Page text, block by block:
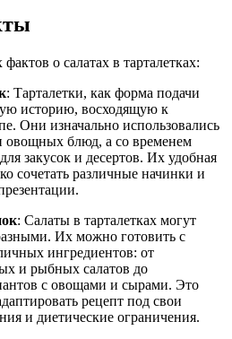
о салатах в тарталетках:
: Тарталетки, как форма подачи
историю, восходящую к
Они изначально использовались
овощных блюд, а со временем
закусок и десертов. Их удобная
сочетать различные начинки и
: Салаты в тарталетках могут
Их можно готовить с
ингредиентов: от
и рыбных салатов до
с овощами и сырами. Это
рецепт под свои
и диетические ограничения.